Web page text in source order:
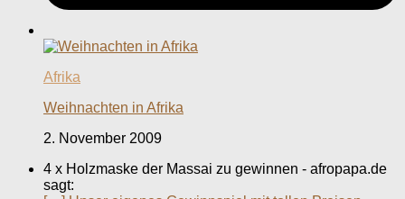
Afrika
Weihnachten in Afrika
2. November 2009
4 x Holzmaske der Massai zu gewinnen - afropapa.de
sagt: